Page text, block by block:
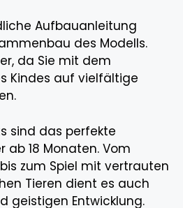
Aufbauanleitung
des Modells.
da Sie mit dem
Kindes auf vielfältige
sind das perfekte
ab 18 Monaten. Vom
zum Spiel mit vertrauten
Tieren dient es auch
geistigen Entwicklung.